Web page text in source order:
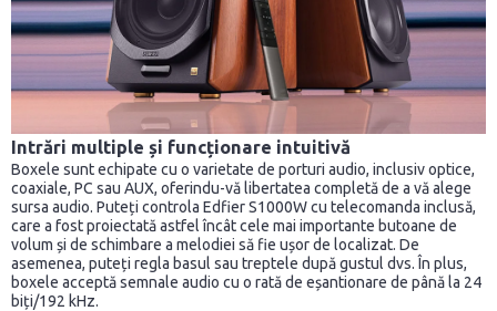
Intrări multiple și funcționare intuitivă
Boxele sunt echipate cu o varietate de porturi audio, inclusiv optice,
coaxiale, PC sau AUX, oferindu-vă libertatea completă de a vă alege
sursa audio. Puteți controla Edfier S1000W cu telecomanda inclusă,
care a fost proiectată astfel încât cele mai importante butoane de
volum și de schimbare a melodiei să fie ușor de localizat. De
asemenea, puteți regla basul sau treptele după gustul dvs. În plus,
boxele acceptă semnale audio cu o rată de eșantionare de până la 24
biți/192 kHz.